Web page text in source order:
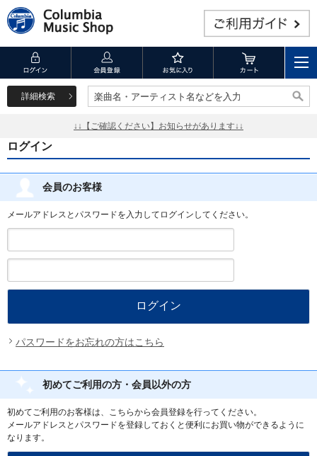
詳細検索 楽曲名・アーティスト名などを入力
楽曲名・アーティスト名などを入力
↓↓【ご確認ください】お知らせがあります↓↓
ログイン
会員のお客様
メールアドレスとパスワードを入力してログインしてください。
パスワードをお忘れの方はこちら
初めてご利用の方・会員以外の方
初めてご利用のお客様は、こちらから会員登録を行ってください。
メールアドレスとパスワードを登録しておくと便利にお買い物ができるように
なります。